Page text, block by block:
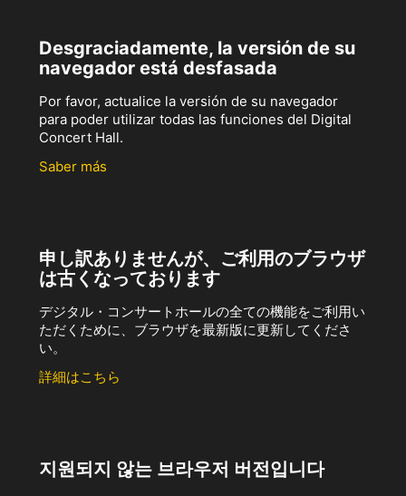
Desgraciadamente, la versión de su
navegador está desfasada
Por favor, actualice la versión de su navegador
para poder utilizar todas las funciones del Digital
Concert Hall.
Saber más
申し訳ありませんが、ご利用のブラウザ
は古くなっております
デジタル・コンサートホールの全ての機能をご利用い
ただくために、ブラウザを最新版に更新してくださ
い。
詳細はこちら
지원되지 않는 브라우저 버전입니다